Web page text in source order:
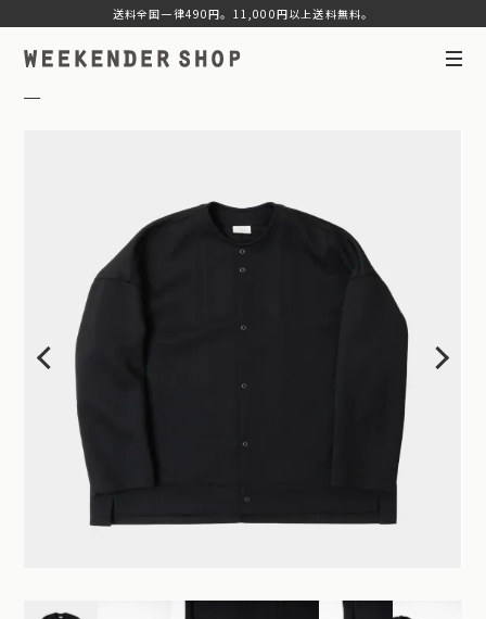
送料全国一律490円。11,000円以上送料無料。